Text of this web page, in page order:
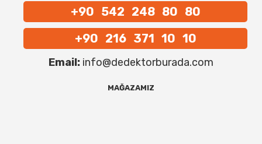
+90 542 248 80 80
+90 216 371 10 10
Email: info@dedektorburada.com
MAĞAZAMIZ